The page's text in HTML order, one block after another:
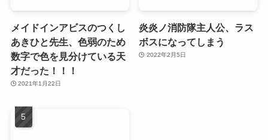
メイドインアビスのつくし
あきひと先生、色弱のため
数字で色を見分けている天
才だった！！！
2021年1月22日
炎炎ノ消防隊主人公、ラス
ボスになってしまう
2022年2月5日